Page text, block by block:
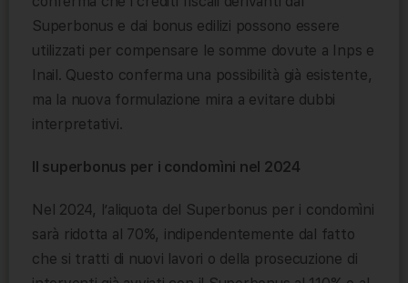
Superbonus e dai bonus edilizi possono essere
utilizzati per compensare le somme dovute a Inps e
Inail. Questo conferma una possibilità già esistente,
ma la nuova formulazione mira a evitare dubbi
interpretativi.
Il superbonus per i condomìni nel 2024
Nel 2024, l’aliquota del Superbonus per i condomìni
sarà ridotta al 70%, indipendentemente dal fatto
che si tratti di nuovi lavori o della prosecuzione di